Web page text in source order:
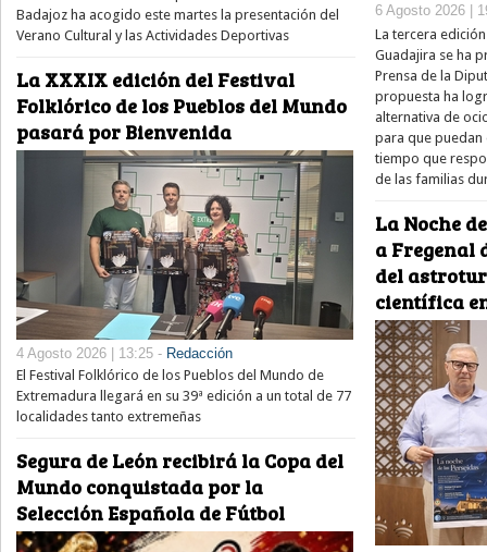
Badajoz ha acogido este martes la presentación del
Verano Cultural y las Actividades Deportivas
La XXXIX edición del Festival
Folklórico de los Pueblos del Mundo
pasará por Bienvenida
4 Agosto 2026 | 13:25 - Redacción
El Festival Folklórico de los Pueblos del Mundo de
Extremadura llegará en su 39ª edición a un total de 77
localidades tanto extremeñas
Segura de León recibirá la Copa del
Mundo conquistada por la
Selección Española de Fútbol
6 Agosto 2026 |
La tercera
Guadajira se ha
Prensa de la
propuesta ha
alternativa de
para que puedan
tiempo que
de las familias
La Noche
a Fregenal
del
científica